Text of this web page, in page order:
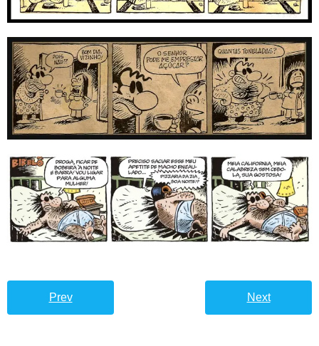
Prev Next